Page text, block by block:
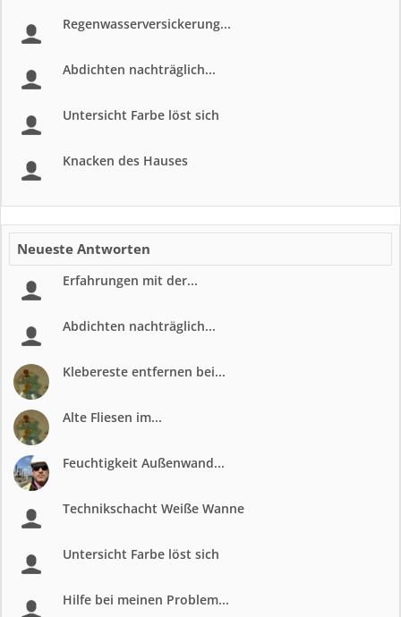
Regenwasserversickerung...
Abdichten nachträglich...
Untersicht Farbe löst sich
Knacken des Hauses
Neueste Antworten
Erfahrungen mit der...
Abdichten nachträglich...
Klebereste entfernen bei...
Alte Fliesen im...
Feuchtigkeit Außenwand...
Technikschacht Weiße Wanne
Untersicht Farbe löst sich
Hilfe bei meinen Problem...